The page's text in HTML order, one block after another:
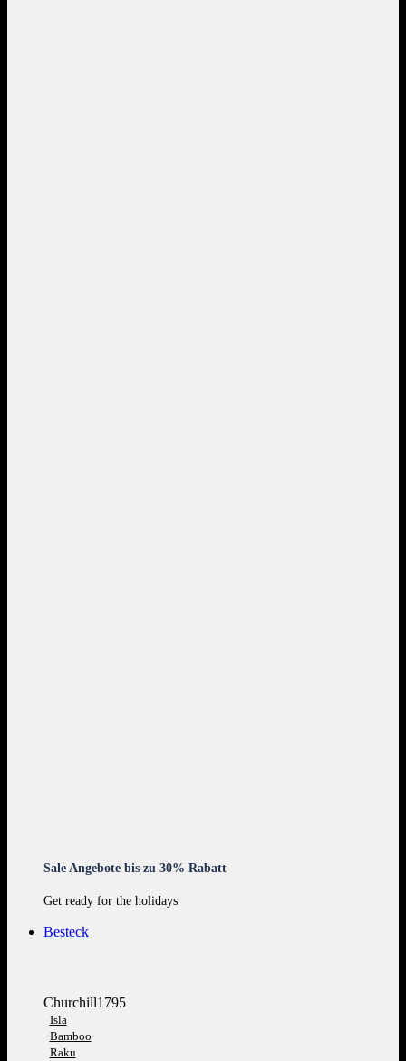
Sale Angebote bis zu 30% Rabatt
Get ready for the holidays
Besteck
Churchill1795
Isla
Bamboo
Raku